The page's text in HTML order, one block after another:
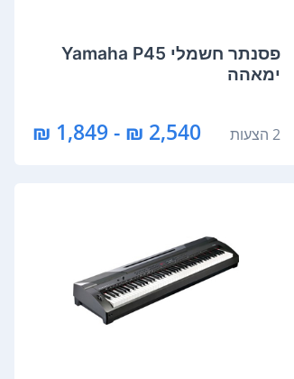
‏פסנתר חשמלי Yamaha P45
ימאהה
2 הצעות 2,540 ₪ - 1,849 ₪